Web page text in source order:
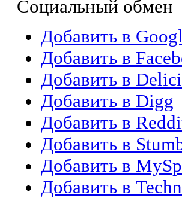
Социальный обмен
Добавить в
Добавить в
Добавить в
Добавить в Digg
Добавить в
Добавить в
Добавить в
Добавить в